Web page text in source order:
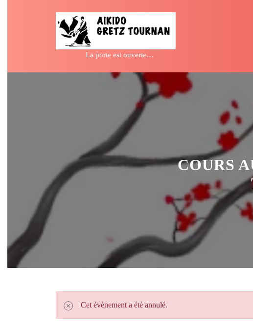
La porte est ouverte…
COURS
Cet évènement a été annulé.